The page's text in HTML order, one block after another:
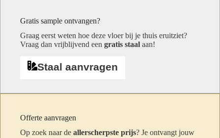
Gratis sample ontvangen?
Graag eerst weten hoe deze vloer bij je thuis eruitziet?
Vraag dan vrijblijvend een gratis staal aan!
Staal aanvragen
Offerte aanvragen
Op zoek naar de allerscherpste prijs? Je ontvangt jouw